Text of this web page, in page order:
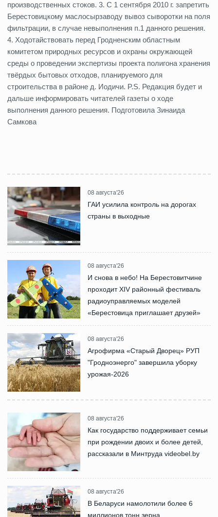
производственных стоков. 3. С 1 сентября 2010 г. запретить
Берестовицкому маслосырзаводу вывоз сыворотки на поля
фильтрации, в случае невыполнения п.1 данного решения.
4. Ходотайствовать перед Гродненским областным
комитетом природных ресурсов и охраны окружающей
среды о проведении экспертизы проекта полигона хранения
твёрдых бытовых отходов, планируемого для
строительства в районе д. Иодичи. P.S. Редакция будет и
дальше информировать читателей газеты о ходе
выполнения данного решения. Подготовила Зинаида
Самкова
08 августа'26
ГАИ усилила контроль на дорогах
страны в выходные
08 августа'26
И снова в небо! На Берестовитчине
проходит XIV районный фестиваль
радиоуправляемых моделей
«Берестовица приглашает друзей»
08 августа'26
Агрофирма «Старый Дворец» РУП
"Гродноэнерго" завершила уборку
урожая-2026
08 августа'26
Как государство поддерживает семьи
при рождении двоих и более детей,
рассказали в Минтруда videobel.by
08 августа'26
В Беларуси намолотили более 6
миллионов тонн зерна